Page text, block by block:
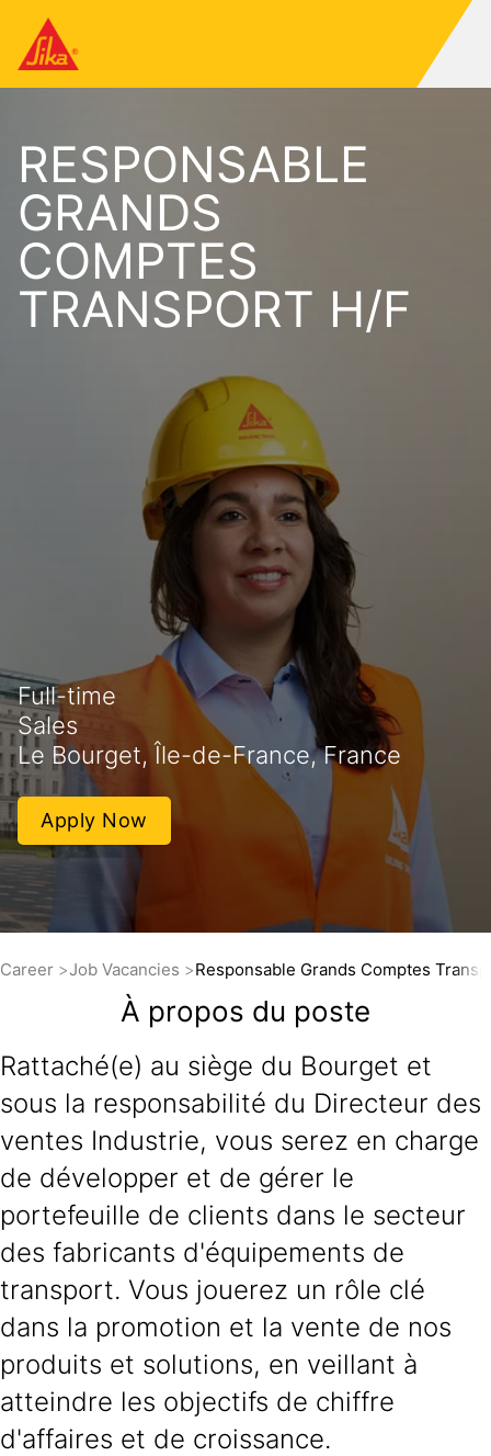
RESPONSABLE
GRANDS
COMPTES
TRANSPORT H/F
Full-time
Sales
Le Bourget, Île-de-France, France
Apply Now
Career Job Vacancies Responsable Grands Comptes
À propos du poste
Rattaché(e) au siège du Bourget et
sous la responsabilité du Directeur des
ventes Industrie, vous serez en charge
de développer et de gérer le
portefeuille de clients dans le secteur
des fabricants d'équipements de
transport. Vous jouerez un rôle clé
dans la promotion et la vente de nos
produits et solutions, en veillant à
atteindre les objectifs de chiffre
d'affaires et de croissance.